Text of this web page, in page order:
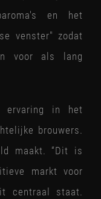
en het
venster" zodat
voor als lang
ervaring in het
brouwers.
maakt. “Dit is
markt voor
centraal staat.